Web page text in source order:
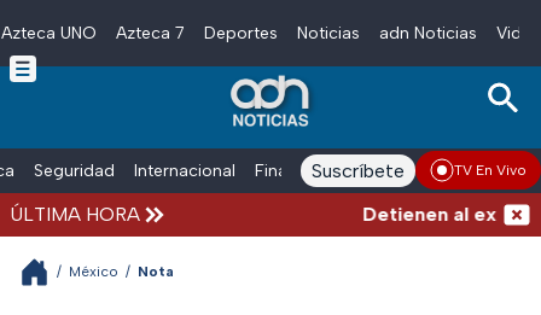
Skip to main content
Azteca UNO Azteca 7 Deportes Noticias adn Noticias
Seguridad Internacional Finanzas adn Noticias Radio
Suscríbete TV En Vivo
ÚLTIMA HORA Detienen al
/ México / Nota